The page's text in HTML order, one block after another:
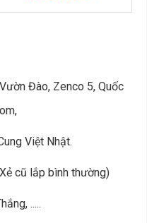
Đào, Zenco 5, Quốc
Việt Nhật.
cũ lắp bình thường)
.....